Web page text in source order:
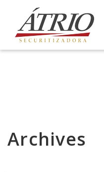
Archives